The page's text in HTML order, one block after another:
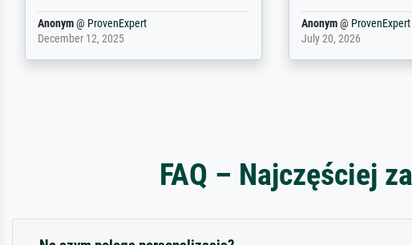
Reinhold,@ProvenExpert
April 22, 2026
weiter. Vielen ...
Margot@ProvenExpert
February 20, 2026
FAQ – Najczęściej